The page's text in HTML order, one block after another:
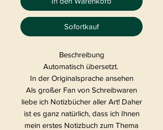
Sofortkauf
Beschreibung
Automatisch übersetzt.
In der Originalsprache ansehen
Als großer Fan von Schreibwaren
liebe ich Notizbücher aller Art! Daher
ist es ganz natürlich, dass ich Ihnen
mein erstes Notizbuch zum Thema